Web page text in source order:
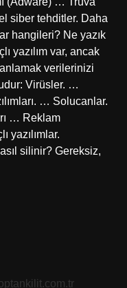
siber tehditler. Daha
hangileri? Ne yazık
yazılım var, ancak
anlamak verilerinizi
Virüsler. …
… Solucanlar.
… Reklam
yazılımlar.
silinir? Gereksiz,